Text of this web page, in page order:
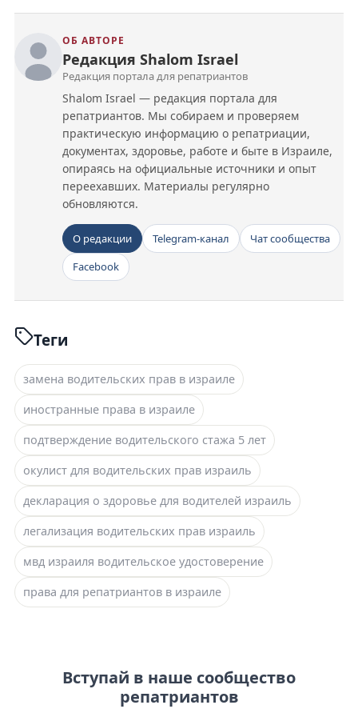
ОБ АВТОРЕ
Редакция Shalom Israel
Редакция портала для репатриантов
Shalom Israel — редакция портала для
репатриантов. Мы собираем и проверяем
практическую информацию о репатриации,
документах, здоровье, работе и быте в Израиле,
опираясь на официальные источники и опыт
переехавших. Материалы регулярно
обновляются.
О редакции Telegram-канал
Чат сообщества
Facebook
Теги
замена водительских прав в израиле
иностранные права в израиле
подтверждение водительского стажа 5 лет
окулист для водительских прав израиль
декларация о здоровье для водителей израиль
легализация водительских прав израиль
мвд израиля водительское удостоверение
права для репатриантов в израиле
Вступай в наше сообщество
репатриантов